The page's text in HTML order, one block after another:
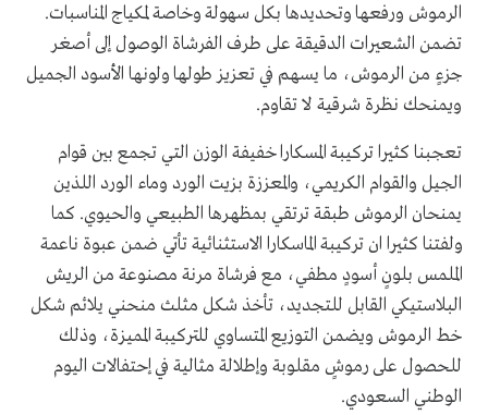
الرموش ورفعها وتحديدها بكل سهولة وخاصة لمكياج المناسبات.
تضمن الشعيرات الدقيقة على طرف الفرشاة الوصول إلى أصغر
جزءٍ من الرموش، ما يسهم في تعزيز طولها ولونها الأسود الجميل
ويمنحك نظرة شرقية لا تقاوم.
تعجبنا كثيرا تركيبة المسكارا خفيفة الوزن التي تجمع بين قوام
الجيل والقوام الكريمي، والمعززة بزيت الورد وماء الورد اللذين
يمنحان الرموش طبقة ترتقي بمظهرها الطبيعي والحيوي. كما
ولفتنا كثيرا ان تركيبة الماسكارا الاستثنائية تأتي ضمن عبوة ناعمة
الملمس بلونٍ أسودٍ مطفي، مع فرشاة مرنة مصنوعة من الريش
البلاستيكي القابل للتجديد، تأخذ شكل مثلث منحني يلائم شكل
خط الرموش ويضمن التوزيع المتساوي للتركيبة المميزة، وذلك
للحصول على رموشٍ مقلوبة وإطلالة مثالية في إحتفالات اليوم
الوطني السعودي.